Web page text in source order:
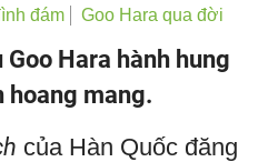
đám
Goo Hara qua đời
Hara hành hung
hoang mang.
của Hàn Quốc đăng